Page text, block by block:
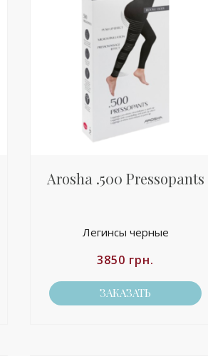
Arosha .500 Pressopants
Легинсы черные
3850 грн.
ЗАКАЗАТЬ